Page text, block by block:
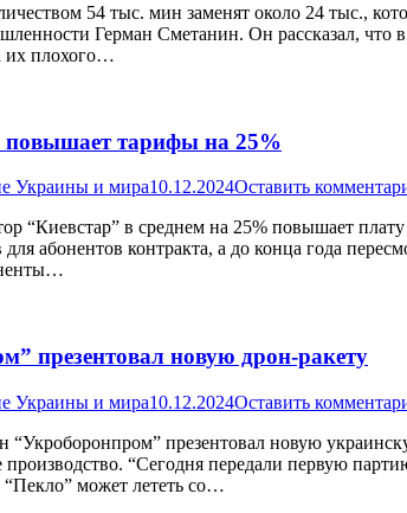
54 тыс. мин заменят около 24 тыс.,
Герман Сметанин. Он рассказал,
их плохого…
тарифы на 25%
Украины и мира10.12.2024Оставить
“Киевстар” в среднем на 25% повышает
абонентов контракта, а до конца года
презентовал новую дрон-ракету
Украины и мира10.12.2024Оставить
презентовал новую
производство. “Сегодня передали первую
“Пекло” может лететь со…